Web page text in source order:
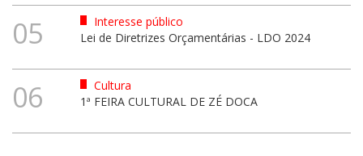
05
Interesse público
Lei de Diretrizes Orçamentárias - LDO 2024
06
Cultura
1ª FEIRA CULTURAL DE ZÉ DOCA